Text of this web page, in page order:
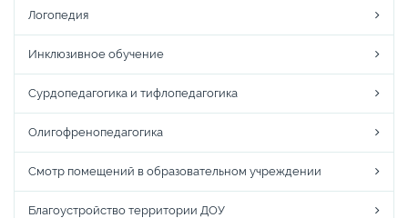
Логопедия
Инклюзивное обучение
Сурдопедагогика и тифлопедагогика
Олигофренопедагогика
Смотр помещений в образовательном учреждении
Благоустройство территории ДОУ